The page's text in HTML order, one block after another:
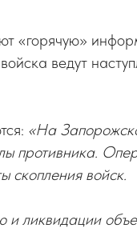
«горячую»
ведут
«На
противника.
скопления войск.
и ликвидации